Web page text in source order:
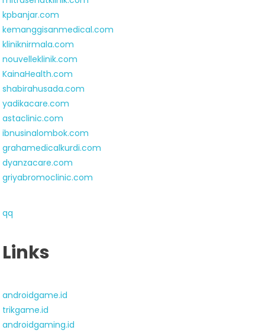
kpbanjar.com
kemanggisanmedical.com
kliniknirmala.com
nouvelleklinik.com
KainaHealth.com
shabirahusada.com
yadikacare.com
astaclinic.com
ibnusinalombok.com
grahamedicalkurdi.com
dyanzacare.com
griyabromoclinic.com
qq
Links
androidgame.id
trikgame.id
androidgaming.id